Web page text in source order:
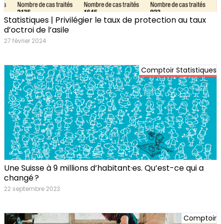
Statistiques | Privilégier le taux de protection au taux
d’octroi de l’asile
27 février 2024
Comptoir Statistiques
Une Suisse à 9 millions d’habitant·es. Qu’est-ce qui a
changé ?
22 septembre 2023
Comptoir